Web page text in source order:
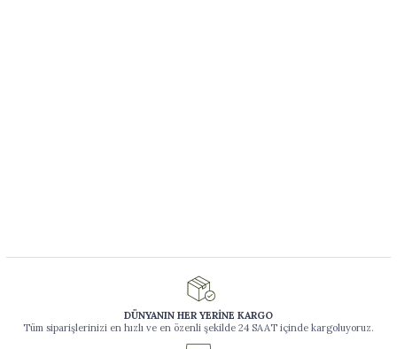
DÜNYANIN HER YERİNE KARGO
Tüm siparişlerinizi en hızlı ve en özenli şekilde 24 SAAT içinde kargoluyoruz.